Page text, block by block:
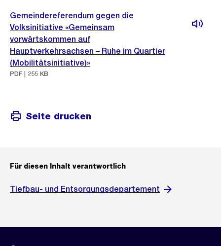
Gemeindereferendum gegen die
Volksinitiative «Gemeinsam
vorwärtskommen auf
Hauptverkehrsachsen – Ruhe im Quartier
(Mobilitätsinitiative)»
PDF | 255 KB
Seite drucken
Für diesen Inhalt verantwortlich
Tiefbau- und Entsorgungsdepartement